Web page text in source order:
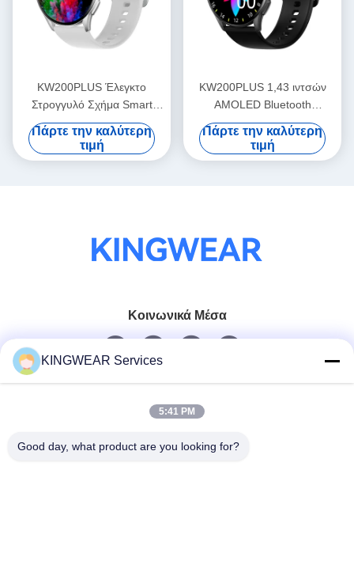
KW200PLUS Έλεγκτο
Στρογγυλό Σχήμα Smart
Watch 1.43 ίντσες Υγεία
Παρακολούθηση Smart
Watch
Πάρτε την καλύτερη
τιμή
KW200PLUS 1,43 ιντσών
AMOLED Bluetooth
καλώντας Smartwatch IP68
Αδιάβροχο
Πάρτε την καλύτερη
τιμή
Κοινωνικά Μέσα
Γρήγορη επικοινωνία
86-0755-2357-6886
KINGWEAR Services
5:41 PM
Good day, what product are you looking for?